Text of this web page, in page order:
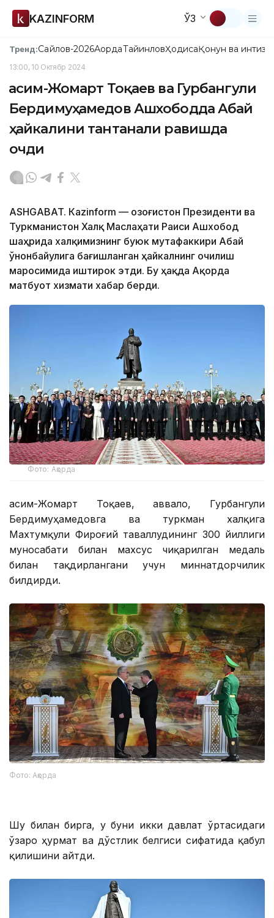
KAZINFORM ЎЗ
Тренд:Сайлов-2026АқордаТайинловҲодисаҚонун ва
13:00, 10 Октябр 2024
Қасим-Жомарт Тоқаев ва Гурбангули
Бердимуҳамедов Ашхободда Абай
ҳайкалини тантанали равишда
очди
ASHGABAT. Кazinform — Қозоғистон Президенти ва
Туркманистон Халқ Маслаҳати Раиси Ашхобод
шаҳрида халқимизнинг буюк мутафаккири Абай
Қўнонбайулига бағишланган ҳайкалнинг очилиш
маросимида иштирок этди. Бу ҳақда Ақорда
матбуот хизмати хабар берди.
Фото: Ақорда
Қасим-Жомарт Тоқаев, аввало, Гурбангули
Бердимуҳамедовга ва туркман халқига
Махтумқули Фироғий таваллудининг 300 йиллиги
муносабати билан махсус чиқарилган медаль
билан тақдирлангани учун миннатдорчилик
билдирди.
Фото: Ақорда
Шу билан бирга, у буни икки давлат ўртасидаги
ўзаро ҳурмат ва дўстлик белгиси сифатида қабул
қилишини айтди.